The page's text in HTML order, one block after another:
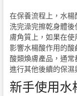
在保養流程上，水
洗完澡完擦乾身體
膚角質上，如果在
影響水楊酸作用的
酸類煥膚產品，通
進行其他後續的保濕
新手使用水